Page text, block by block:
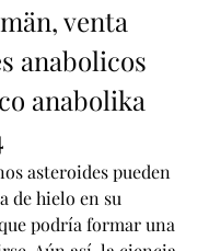
venta
anabolicos
anabolika
asteroides pueden
de hielo en su
podría formar una